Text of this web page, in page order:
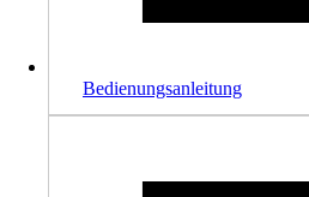
Bedienungsanleitung